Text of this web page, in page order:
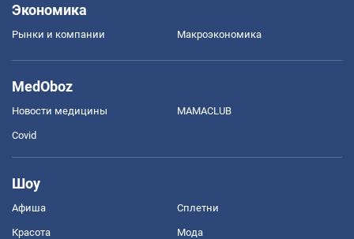
Экономика
Рынки и компании Mакроэкономика
MedOboz
Новости медицины MAMACLUB
Covid
Шоу
Афиша Сплетни
Красота Мода